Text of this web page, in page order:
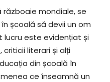
mondiale, se
școală să devii un om
este evidențiat și
criticii literari și alți
din școală în
ce înseamnă un